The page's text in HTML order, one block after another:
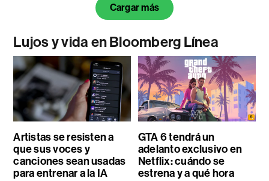
Cargar más
Lujos y vida en Bloomberg Línea
Artistas se resisten a
que sus voces y
canciones sean usadas
para entrenar a la IA
GTA 6 tendrá un
adelanto exclusivo en
Netflix: cuándo se
estrena y a qué hora